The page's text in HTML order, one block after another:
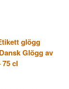
glögg
Glögg av
cl